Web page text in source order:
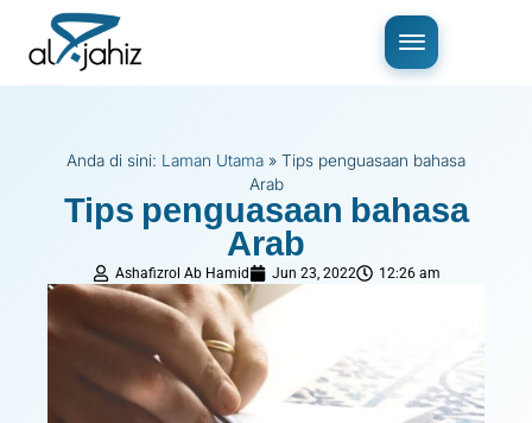
Anda di sini: Laman Utama » Tips penguasaan bahasa
Arab
Tips penguasaan bahasa
Arab
Ashafizrol Ab Hamid Jun 23, 2022 12:26 am